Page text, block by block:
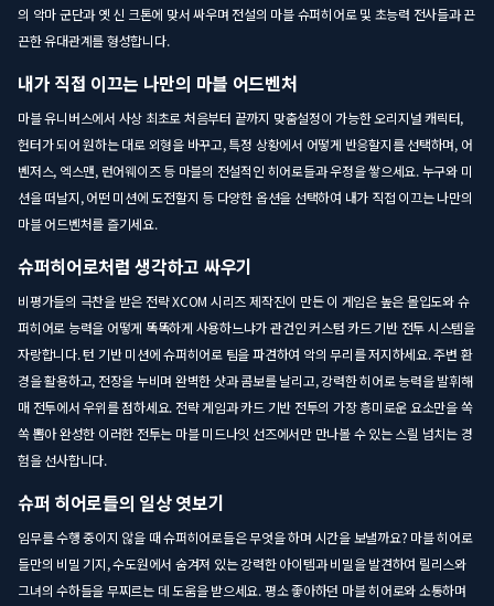
의 악마 군단과 옛 신 크톤에 맞서 싸우며 전설의 마블 슈퍼히어로 및 초능력 전사들과 끈
끈한 유대관계를 형성합니다.
내가 직접 이끄는 나만의 마블 어드벤처
마블 유니버스에서 사상 최초로 처음부터 끝까지 맞춤설정이 가능한 오리지널 캐릭터,
헌터가 되어 원하는 대로 외형을 바꾸고, 특정 상황에서 어떻게 반응할지를 선택하며, 어
벤저스, 엑스맨, 런어웨이즈 등 마블의 전설적인 히어로들과 우정을 쌓으세요. 누구와 미
션을 떠날지, 어떤 미션에 도전할지 등 다양한 옵션을 선택하여 내가 직접 이끄는 나만의
마블 어드벤처를 즐기세요.
슈퍼히어로처럼 생각하고 싸우기
비평가들의 극찬을 받은 전략 XCOM 시리즈 제작진이 만든 이 게임은 높은 몰입도와 슈
퍼히어로 능력을 어떻게 똑똑하게 사용하느냐가 관건인 커스텀 카드 기반 전투 시스템을
자랑합니다. 턴 기반 미션에 슈퍼히어로 팀을 파견하여 악의 무리를 저지하세요. 주변 환
경을 활용하고, 전장을 누비며 완벽한 샷과 콤보를 날리고, 강력한 히어로 능력을 발휘해
매 전투에서 우위를 점하세요. 전략 게임과 카드 기반 전투의 가장 흥미로운 요소만을 쏙
쏙 뽑아 완성한 이러한 전투는 마블 미드나잇 선즈에서만 만나볼 수 있는 스릴 넘치는 경
험을 선사합니다.
슈퍼 히어로들의 일상 엿보기
임무를 수행 중이지 않을 때 슈퍼히어로들은 무엇을 하며 시간을 보낼까요? 마블 히어로
들만의 비밀 기지, 수도원에서 숨겨져 있는 강력한 아이템과 비밀을 발견하여 릴리스와
그녀의 수하들을 무찌르는 데 도움을 받으세요. 평소 좋아하던 마블 히어로와 소통하며